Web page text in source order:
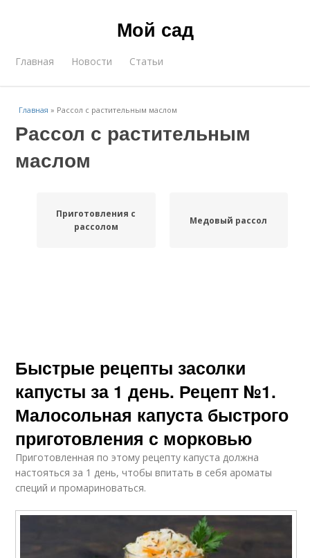
Мой сад
Главная Новости Статьи
Главная » Рассол с растительным маслом
Рассол с растительным
маслом
Приготовления с
рассолом
Медовый рассол
Быстрые рецепты засолки
капусты за 1 день. Рецепт №1.
Малосольная капуста быстрого
приготовления с морковью
Приготовленная по этому рецепту капуста должна
настояться за 1 день, чтобы впитать в себя ароматы
специй и промариноваться.